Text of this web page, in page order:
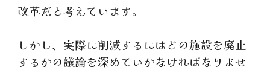
改革だと考えています。
しかし、実際に削減するにはどの施設を廃止
するかの議論を深めていかなければなりませ